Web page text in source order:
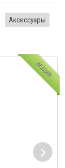
Аксессуары
АКЦИЯ